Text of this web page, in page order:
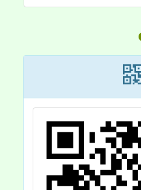
素養教育
校計畫」
學校媒體
育課程全
觀議課